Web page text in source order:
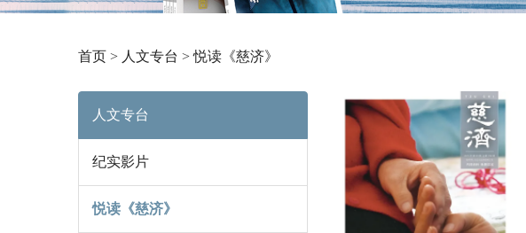
首页> 人文专台 >悦读《慈济》
人文专台
纪实影片
悦读《慈济》